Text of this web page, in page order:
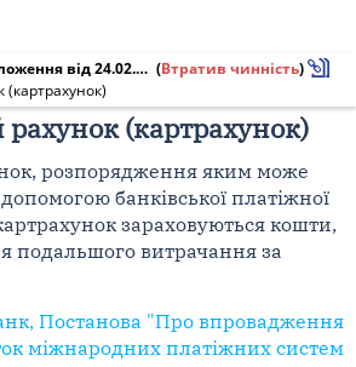
Постанова, Положення від 24.02.1997 № 37 (Втратив чинність)
(картрахунок)